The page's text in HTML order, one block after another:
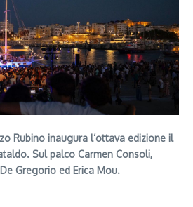
Rubino inaugura l’ottava edizione il
Sul palco Carmen Consoli,
Gregorio ed Erica Mou.